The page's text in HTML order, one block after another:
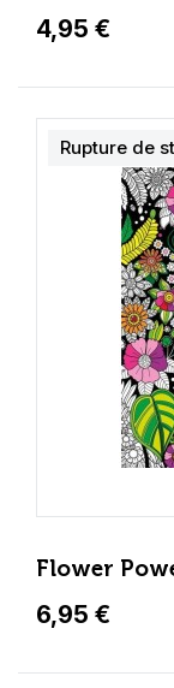
4,95 €
Flower
6,95 €
Rupture de